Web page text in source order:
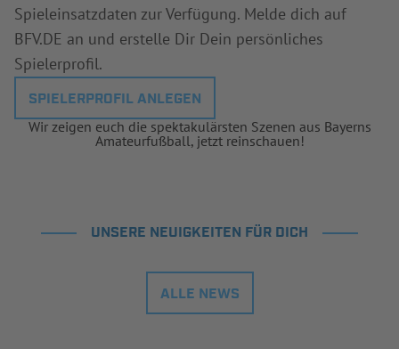
Spieleinsatzdaten zur Verfügung. Melde dich auf
BFV.DE an und erstelle Dir Dein persönliches
Spielerprofil.
SPIELERPROFIL ANLEGEN
Wir zeigen euch die spektakulärsten Szenen aus Bayerns
Amateurfußball, jetzt reinschauen!
UNSERE NEUIGKEITEN FÜR DICH
ALLE NEWS